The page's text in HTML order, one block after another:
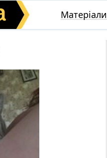
Матеріали